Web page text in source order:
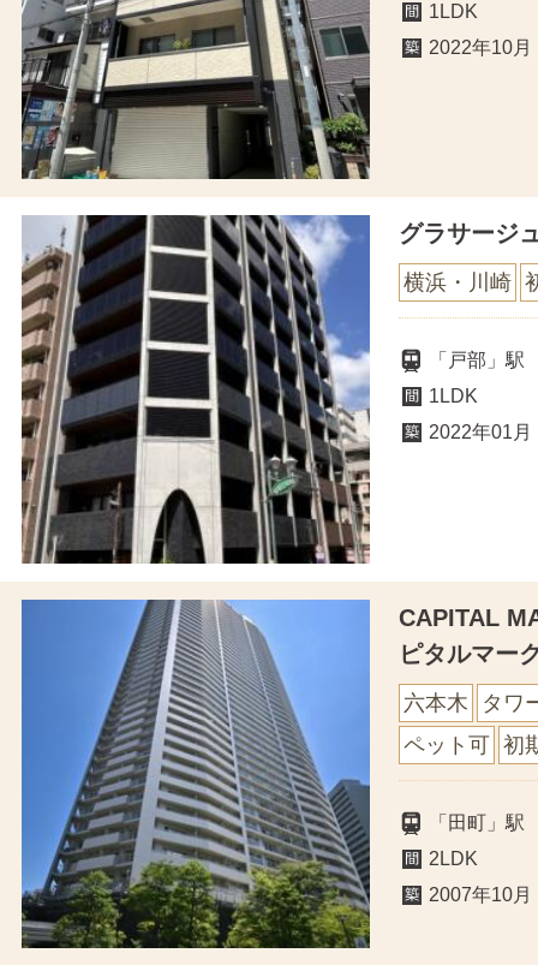
1LDK
2022年10月
グラサージ
横浜・川崎
「戸部」
1LDK
2022年01月
CAPITAL
ピタルマー
六本木
タワ
ペット可 初
「田町」
2LDK
2007年10月